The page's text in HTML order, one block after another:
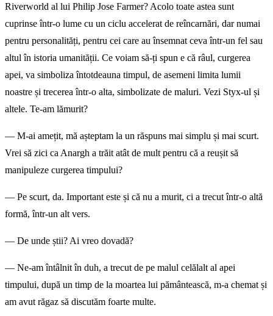
Riverworld al lui Philip Jose Farmer? Acolo toate astea sunt
cuprinse într-o lume cu un ciclu accelerat de reîncarnări, dar numai
pentru persona­lități, pentru cei care au însemnat ceva într-un fel sau
altul în istoria umanității. Ce voiam să-ți spun e că râul, curge­rea
apei, va simboliza întotdeauna timpul, de asemeni limita lumii
noastre și trecerea într-o alta, simbolizate de maluri. Vezi Styx-ul și
altele. Te-am lămurit?
— M-ai amețit, mă așteptam la un răspuns mai simplu și mai scurt.
Vrei să zici ca Anargh a trăit atât de mult pentru că a reușit să
manipuleze curgerea timpului?
— Pe scurt, da. Important este și că nu a murit, ci a trecut într-o altă
formă, într-un alt vers.
— De unde știi? Ai vreo dovadă?
— Ne-am întâlnit în duh, a trecut de pe malul celălalt al apei
timpului, după un timp de la moartea lui pământească, m-a chemat și
am avut răgaz să discutăm foarte multe.